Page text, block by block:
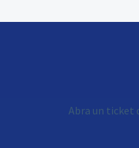
Abra un ticket